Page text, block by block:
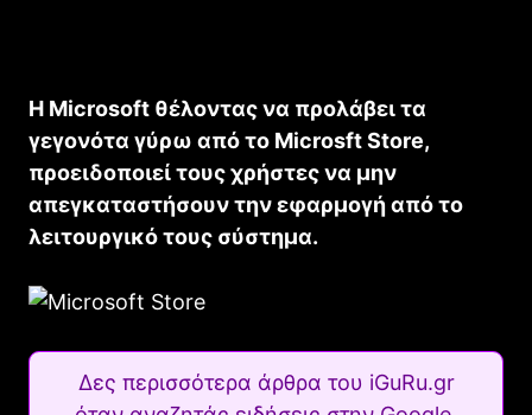
H Microsoft θέλοντας να προλάβει τα
γεγονότα γύρω από το Microsft Store,
προειδοποιεί τους χρήστες να μην
απεγκαταστήσουν την εφαρμογή από το
λειτουργικό τους σύστημα.
Δες περισσότερα άρθρα του iGuRu.gr